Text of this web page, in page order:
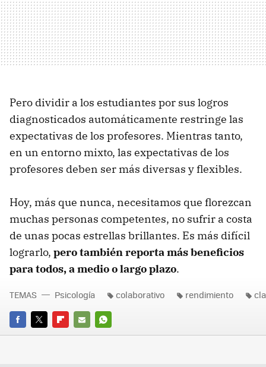
Pero dividir a los estudiantes por sus logros
diagnosticados automáticamente restringe las
expectativas de los profesores. Mientras tanto,
en un entorno mixto, las expectativas de los
profesores deben ser más diversas y flexibles.
Hoy, más que nunca, necesitamos que florezcan
muchas personas competentes, no sufrir a costa
de unas pocas estrellas brillantes. Es más difícil
lograrlo, pero también reporta más beneficios
para todos, a medio o largo plazo.
FACEBOOK
TWITTERFLIPBOARD
E-
WHATSAPP
TEMAS Psicología colaborativo rendimiento